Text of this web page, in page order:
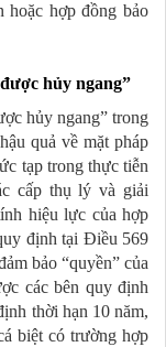
hoặc hợp đồng bảo
hủy ngang”
hủy ngang” trong
quả về mặt pháp
tạp trong thực tiễn
cấp thụ lý và giải
hiệu lực của hợp
định tại Điều 569
bảo “quyền” của
các bên quy định
thời hạn 10 năm,
biệt có trường hợp